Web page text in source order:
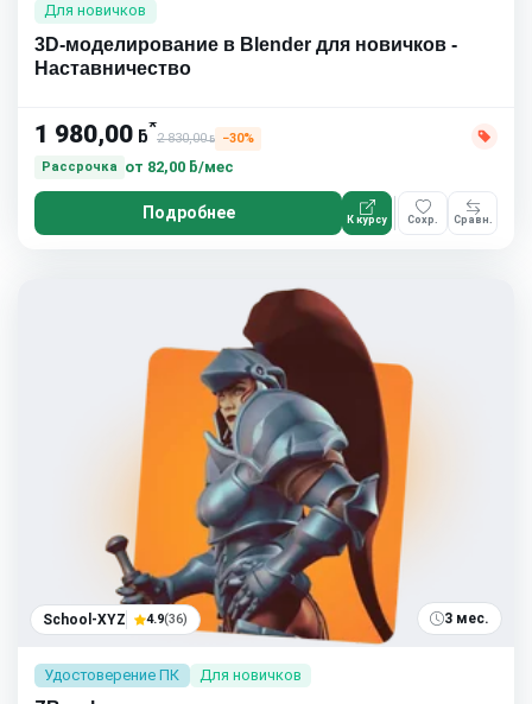
Для новичков
3D-моделирование в Blender для новичков -
Наставничество
1 980,00 ƃ*
2 830,00ƃ
−30%
Рассрочка
от 82,00 ƃ/мес
Подробнее К курсу Сохр. Сравн.
School-XYZ 4.9(36) 3 мес.
Удостоверение ПК Для новичков